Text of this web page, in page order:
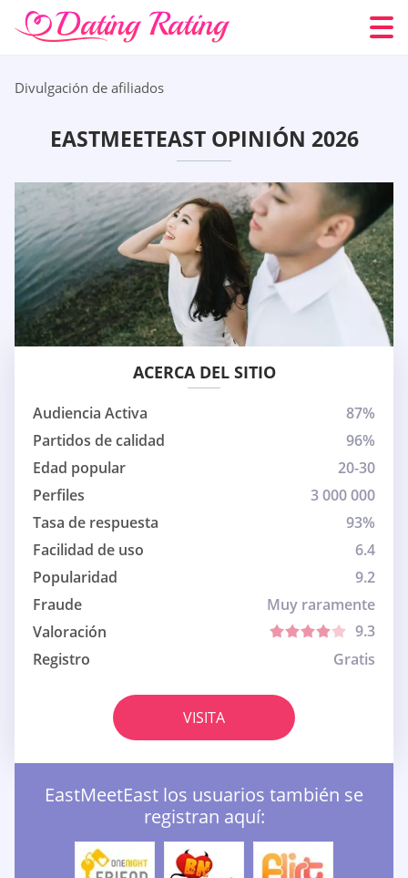
Divulgación de afiliados
EASTMEETEAST OPINIÓN 2026
ACERCA DEL SITIO
Audiencia Activa
87%
Partidos de calidad
96%
Edad popular
20-30
Perfiles
3 000 000
Tasa de respuesta
93%
Facilidad de uso
6.4
Popularidad
9.2
Fraude
Muy raramente
Valoración
9.3
Registro
Gratis
VISITA
EastMeetEast los usuarios también se
registran aquí: